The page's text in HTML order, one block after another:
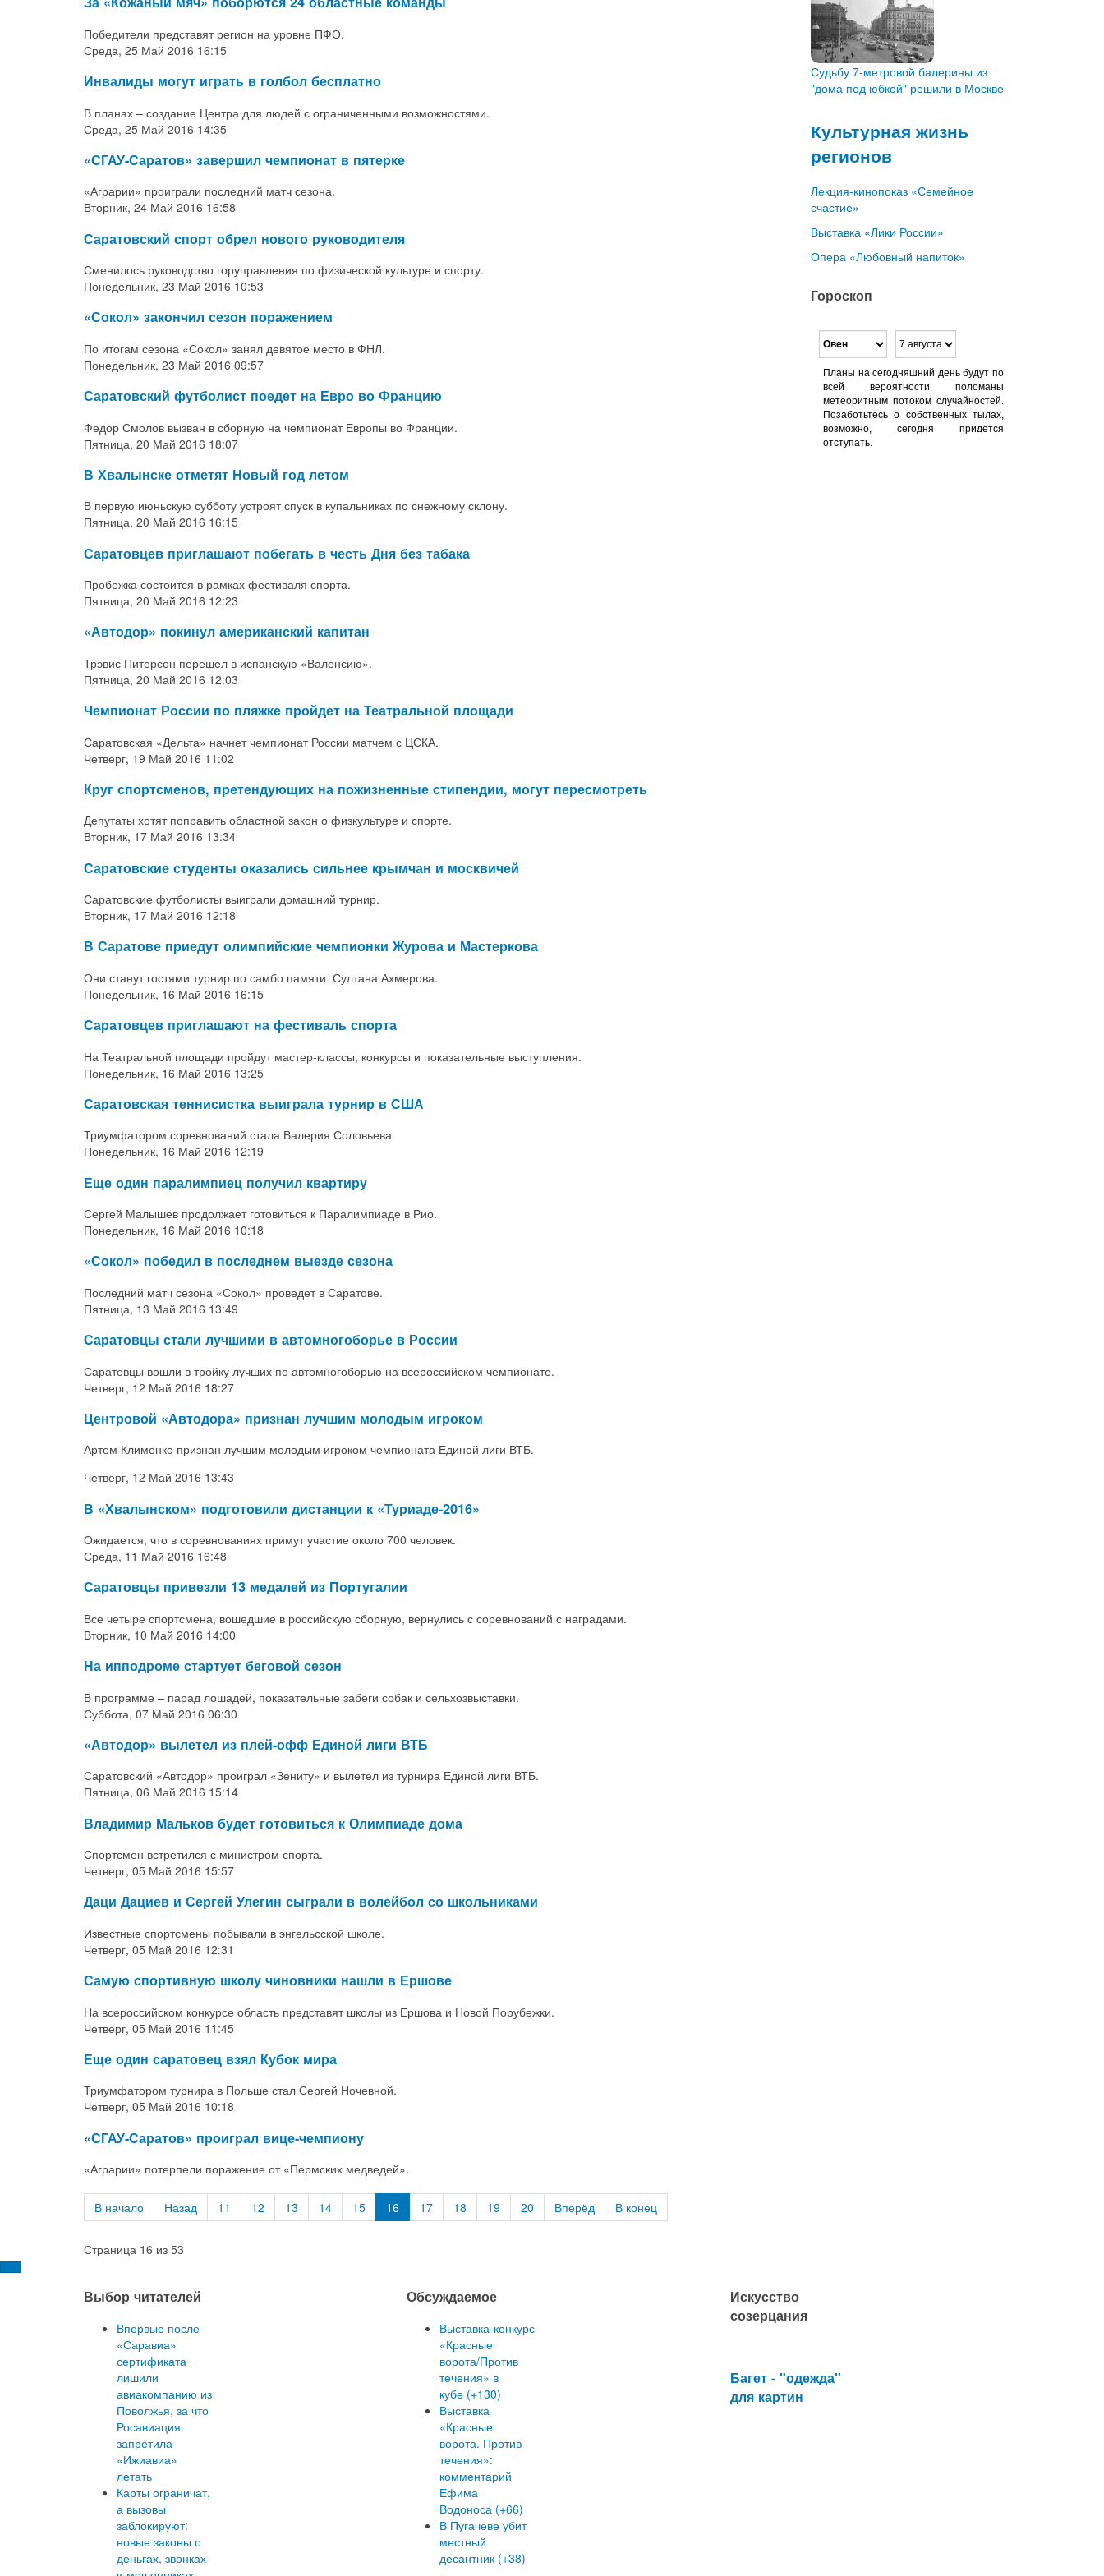
Победители представят регион на уровне ПФО.
Среда, 25 Май 2016 16:15
Инвалиды могут играть в голбол бесплатно
В планах – создание Центра для людей с ограниченными возможностями.
Среда, 25 Май 2016 14:35
«СГАУ-Саратов» завершил чемпионат в пятерке
«Аграрии» проиграли последний матч сезона.
Вторник, 24 Май 2016 16:58
Саратовский спорт обрел нового руководителя
Сменилось руководство горуправления по физической культуре и спорту.
Понедельник, 23 Май 2016 10:53
«Сокол» закончил сезон поражением
По итогам сезона «Сокол» занял девятое место в ФНЛ.
Понедельник, 23 Май 2016 09:57
Саратовский футболист поедет на Евро во Францию
Федор Смолов вызван в сборную на чемпионат Европы во Франции.
Пятница, 20 Май 2016 18:07
В Хвалынске отметят Новый год летом
В первую июньскую субботу устроят спуск в купальниках по снежному склону.
Пятница, 20 Май 2016 16:15
Саратовцев приглашают побегать в честь Дня без табака
Пробежка состоится в рамках фестиваля спорта.
Пятница, 20 Май 2016 12:23
«Автодор» покинул американский капитан
Трэвис Питерсон перешел в испанскую «Валенсию».
Пятница, 20 Май 2016 12:03
Чемпионат России по пляжке пройдет на Театральной площади
Саратовская «Дельта» начнет чемпионат России матчем с ЦСКА.
Четверг, 19 Май 2016 11:02
Круг спортсменов, претендующих на пожизненные стипендии, могут пересмотреть
Депутаты хотят поправить областной закон о физкультуре и спорте.
Вторник, 17 Май 2016 13:34
Саратовские студенты оказались сильнее крымчан и москвичей
Саратовские футболисты выиграли домашний турнир.
Вторник, 17 Май 2016 12:18
В Саратове приедут олимпийские чемпионки Журова и Мастеркова
Они станут гостями турнир по самбо памяти Султана Ахмерова.
Понедельник, 16 Май 2016 16:15
Саратовцев приглашают на фестиваль спорта
На Театральной площади пройдут мастер-классы, конкурсы и показательные выступления.
Понедельник, 16 Май 2016 13:25
Саратовская теннисистка выиграла турнир в США
Триумфатором соревнований стала Валерия Соловьева.
Понедельник, 16 Май 2016 12:19
Еще один паралимпиец получил квартиру
Сергей Малышев продолжает готовиться к Паралимпиаде в Рио.
Понедельник, 16 Май 2016 10:18
«Сокол» победил в последнем выезде сезона
Последний матч сезона «Сокол» проведет в Саратове.
Пятница, 13 Май 2016 13:49
Саратовцы стали лучшими в автомногоборье в России
Саратовцы вошли в тройку лучших по автомногоборью на всероссийском чемпионате.
Четверг, 12 Май 2016 18:27
Центровой «Автодора» признан лучшим молодым игроком
Артем Клименко признан лучшим молодым игроком чемпионата Единой лиги ВТБ.
Четверг, 12 Май 2016 13:43
В «Хвалынском» подготовили дистанции к «Туриаде-2016»
Ожидается, что в соревнованиях примут участие около 700 человек.
Среда, 11 Май 2016 16:48
Саратовцы привезли 13 медалей из Португалии
Все четыре спортсмена, вошедшие в российскую сборную, вернулись с соревнований с наградами.
Вторник, 10 Май 2016 14:00
На ипподроме стартует беговой сезон
В программе – парад лошадей, показательные забеги собак и сельхозвыставки.
Суббота, 07 Май 2016 06:30
«Автодор» вылетел из плей-офф Единой лиги ВТБ
Саратовский «Автодор» проиграл «Зениту» и вылетел из турнира Единой лиги ВТБ.
Пятница, 06 Май 2016 15:14
Владимир Мальков будет готовиться к Олимпиаде дома
Спортсмен встретился с министром спорта.
Четверг, 05 Май 2016 15:57
Даци Дациев и Сергей Улегин сыграли в волейбол со школьниками
Известные спортсмены побывали в энгельсской школе.
Четверг, 05 Май 2016 12:31
Самую спортивную школу чиновники нашли в Ершове
На всероссийском конкурсе область представят школы из Ершова и Новой Порубежки.
Четверг, 05 Май 2016 11:45
Еще один саратовец взял Кубок мира
Триумфатором турнира в Польше стал Сергей Ночевной.
Четверг, 05 Май 2016 10:18
«СГАУ-Саратов» проиграл вице-чемпиону
«Аграрии» потерпели поражение от «Пермских медведей».
В начало Назад 11 12 13 14 15 16 17 18 19 20 Вперёд В конец
Страница 16 из 53
Судьбу 7-метровой балерины из
"дома под юбкой" решили в Москве
Культурная жизнь
регионов
Лекция-кинопоказ «Семейное
счастие»
Выставка «Лики России»
Опера «Любовный напиток»
Гороскоп
Планы на сегодняшний день будут по
всей вероятности поломаны
метеоритным потоком случайностей.
Позаботьтесь о собственных тылах,
возможно, сегодня придется
отступать.
Выбор читателей
Впервые после
«Саравиа»
сертификата
лишили
авиакомпанию из
Поволжья, за что
Росавиация
запретила
«Ижиавиа»
летать
Карты ограничат,
а вызовы
заблокируют:
новые законы о
деньгах, звонках
Обсуждаемое
Выставка-конкурс
«Красные
ворота/Против
течения» в
кубе (+130)
Выставка
«Красные
ворота. Против
течения»:
комментарий
Ефима
Водоноса (+66)
В Пугачеве убит
местный
десантник (+38)
Искусство
созерцания
Багет - "одежда"
для картин